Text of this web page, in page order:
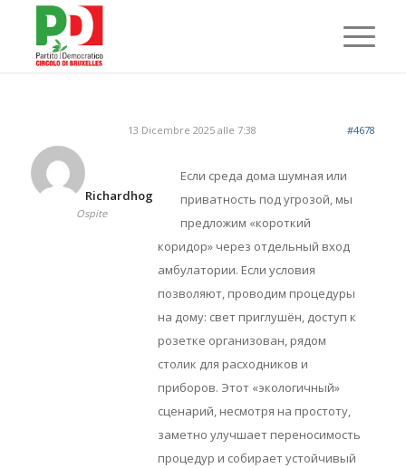
13 Dicembre 2025 alle 7:38 #4678
Richardhog
Ospite
Если среда дома шумная или
приватность под угрозой, мы
предложим «короткий
коридор» через отдельный вход
амбулатории. Если условия
позволяют, проводим процедуры
на дому: свет приглушён, доступ к
розетке организован, рядом
столик для расходников и
приборов. Этот «экологичный»
сценарий, несмотря на простоту,
заметно улучшает переносимость
процедур и собирает устойчивый